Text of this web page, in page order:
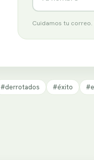
Cuidamos tu correo.
#derrotados #éxito